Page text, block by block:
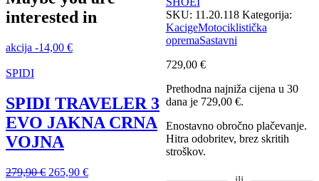
SKU: 11.20.118 Kategorija:
KacigeMotociklistička
opremaSastavni
729,00 €
Prethodna najniža cijena u 30
dana je 729,00 €.
Enostavno obročno plačevanje.
Hitra odobritev, brez skritih
stroškov.
interested in
akcija -14,00 €
SPIDI
SPIDI TRAVELER 3
EVO JAKNA CRNA
VOJNA
279,90€ Izvorna
265,90 €Trenutna